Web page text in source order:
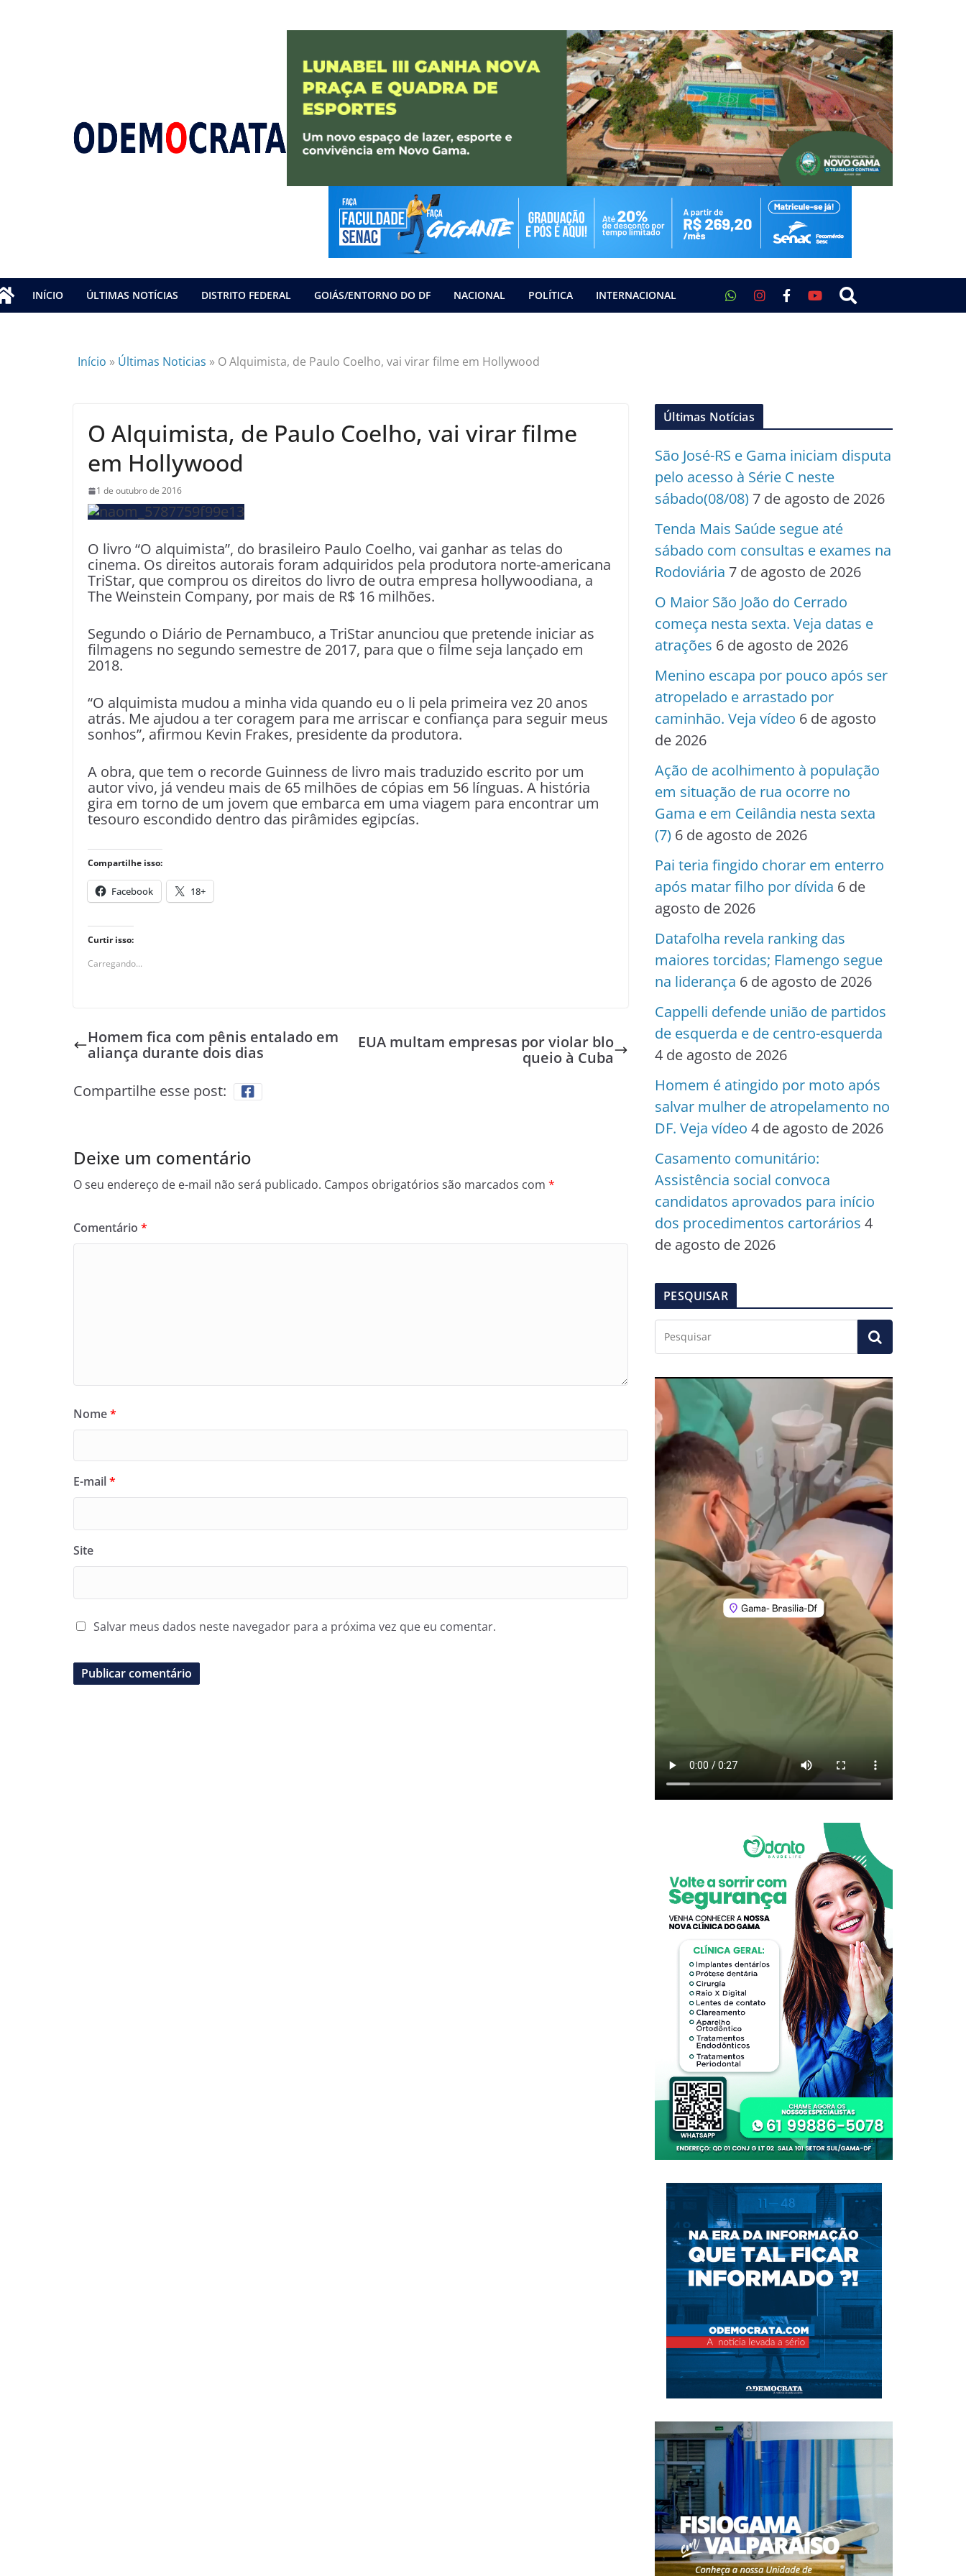
INÍCIO ÚLTIMAS NOTÍCIAS DISTRITO FEDERAL GOIÁS/ENTORNO DO DF NACIONAL POLÍTICA INTERNACIONAL
Início » Últimas Noticias » O Alquimista, de Paulo Coelho, vai virar filme em Hollywood
O Alquimista, de Paulo Coelho, vai virar filme
em Hollywood
1 de outubro de 2016
O livro “O alquimista”, do brasileiro Paulo Coelho, vai ganhar as telas do
cinema. Os direitos autorais foram adquiridos pela produtora norte-americana
TriStar, que comprou os direitos do livro de outra empresa hollywoodiana, a
The Weinstein Company, por mais de R$ 16 milhões.
Segundo o Diário de Pernambuco, a TriStar anunciou que pretende iniciar as
filmagens no segundo semestre de 2017, para que o filme seja lançado em
2018.
“O alquimista mudou a minha vida quando eu o li pela primeira vez 20 anos
atrás. Me ajudou a ter coragem para me arriscar e confiança para seguir meus
sonhos”, afirmou Kevin Frakes, presidente da produtora.
A obra, que tem o recorde Guinness de livro mais traduzido escrito por um
autor vivo, já vendeu mais de 65 milhões de cópias em 56 línguas. A história
gira em torno de um jovem que embarca em uma viagem para encontrar um
tesouro escondido dentro das pirâmides egipcías.
Compartilhe isso:
Facebook 18+
Curtir isso:
Carregando...
Homem fica com pênis entalado em
aliança durante dois dias
EUA multam empresas por violar blo
queio à Cuba
Compartilhe esse post:
Deixe um comentário
O seu endereço de e-mail não será publicado. Campos obrigatórios são marcados com *
Comentário *
Nome*
E-mail*
Site
Salvar meus dados neste navegador para a próxima vez que eu comentar.
Últimas Notícias
São José-RS e Gama iniciam disputa
pelo acesso à Série C neste
sábado(08/08) 7 de agosto de 2026
Tenda Mais Saúde segue até
sábado com consultas e exames na
Rodoviária 7 de agosto de 2026
O Maior São João do Cerrado
começa nesta sexta. Veja datas e
atrações 6 de agosto de 2026
Menino escapa por pouco após ser
atropelado e arrastado por
caminhão. Veja vídeo 6 de agosto
de 2026
Ação de acolhimento à população
em situação de rua ocorre no
Gama e em Ceilândia nesta sexta
(7) 6 de agosto de 2026
Pai teria fingido chorar em enterro
após matar filho por dívida 6 de
agosto de 2026
Datafolha revela ranking das
maiores torcidas; Flamengo segue
na liderança 6 de agosto de 2026
Cappelli defende união de partidos
de esquerda e de centro-esquerda
4 de agosto de 2026
Homem é atingido por moto após
salvar mulher de atropelamento no
DF. Veja vídeo 4 de agosto de 2026
Casamento comunitário:
Assistência social convoca
candidatos aprovados para início
dos procedimentos cartorários 4
de agosto de 2026
PESQUISAR